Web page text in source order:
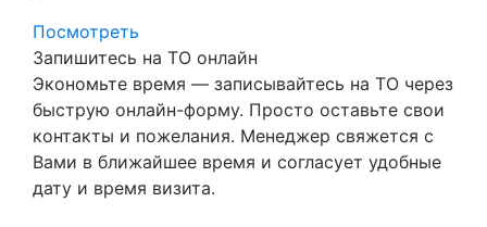
Посмотреть
Запишитесь на ТО онлайн
Экономьте время — записывайтесь на ТО через
быструю онлайн-форму. Просто оставьте свои
контакты и пожелания. Менеджер свяжется с
Вами в ближайшее время и согласует удобные
дату и время визита.